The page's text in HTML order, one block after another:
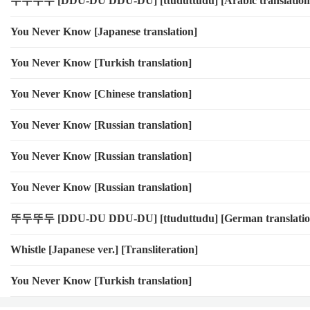
Yeah yeah 한 대 피고 기침
Yeah yeah OK 너는 bitch
Yeah lay low
I just wanna lay low
I just wanna money talk
Yeah lay low
Yeah money talk
I just wanna money talk
난 돈을 전부 pumping
You Never Know [Japanese translation]
You Never Know [Turkish translation]
You Never Know [Chinese translation]
You Never Know [Russian translation]
You Never Know [Russian translation]
You Never Know [Russian translation]
뚜두뚜두 [DDU-DU DDU-DU] [ttuduttudu] [German
Whistle [Japanese ver.] [Transliteration]
You Never Know [Turkish translation]